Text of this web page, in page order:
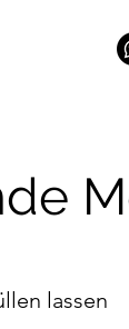
lassen